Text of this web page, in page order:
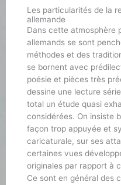
Les particularités de la
allemande
Dans cette atmosphère
allemands se sont
méthodes et des
se bornent avec
poésie et pièces très
dessine une lecture
total un étude quasi
considérées. On insiste
façon trop appuyée et
caricaturale, sur ses
certaines vues
originales par rapport à
Ce sont en général des